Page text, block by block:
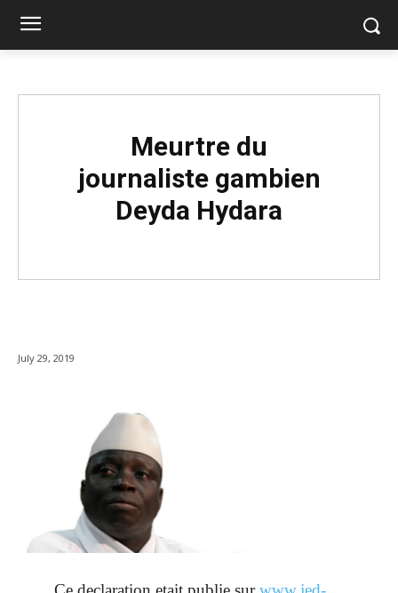
Meurtre du
journaliste gambien
Deyda Hydara
July 29, 2019